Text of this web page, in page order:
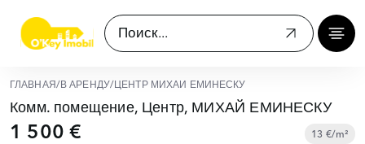
ГЛАВНАЯ/ В АРЕНДУ/ ЦЕНТР МИХАЙ ЕМИНЕСКУ
Комм. помещение, Центр, МИХАЙ ЕМИНЕСКУ
1 500 € 13 €/m²